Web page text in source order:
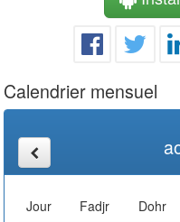
Calendrier mensuel
Jour Fadjr Dohr